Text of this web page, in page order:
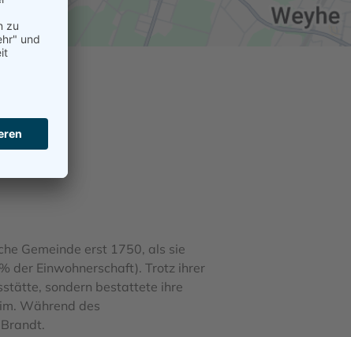
Gemeinde erst 1750, als sie
der Einwohnerschaft). Trotz ihrer
sondern bestattete ihre
Während des